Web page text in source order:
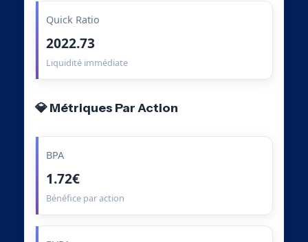
Quick Ratio
2022.73
Liquidité immédiate
💎 Métriques Par Action
BPA
1.72€
Bénéfice par action